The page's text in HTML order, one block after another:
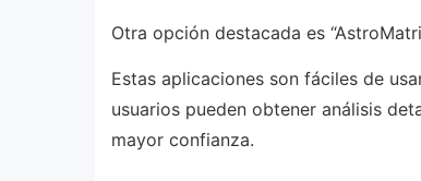
Otra opción destacada es
Estas aplicaciones son fáciles de
usuarios pueden obtener análisis
mayor confianza.